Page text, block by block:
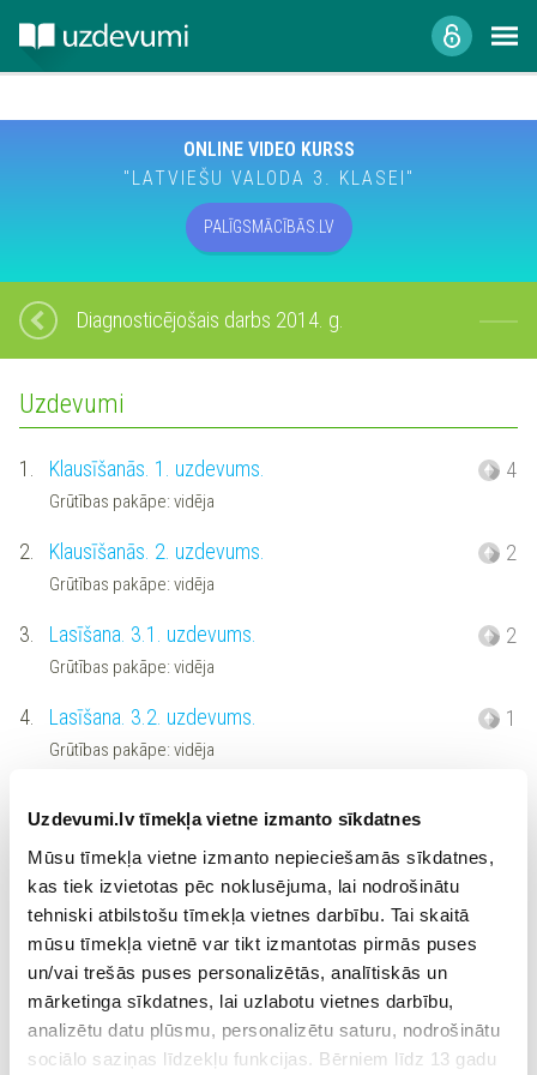
Uzdevumi.lv tīmekļa vietne izmanto sīkdatnes
Mūsu tīmekļa vietne izmanto nepieciešamās sīkdatnes,
kas tiek izvietotas pēc noklusējuma, lai nodrošinātu
tehniski atbilstošu tīmekļa vietnes darbību. Tai skaitā
mūsu tīmekļa vietnē var tikt izmantotas pirmās puses
un/vai trešās puses personalizētās, analītiskās un
mārketinga sīkdatnes, lai uzlabotu vietnes darbību,
analizētu datu plūsmu, personalizētu saturu, nodrošinātu
sociālo saziņas līdzekļu funkcijas. Bērniem līdz 13 gadu
ONLINE VIDEO KURSS
"LATVIEŠU VALODA 3. KLASEI"
PALĪGSMĀCĪBĀS.LV
Diagnosticējošais darbs 2014. g.
Uzdevumi
1. Klausīšanās. 1. uzdevums.
Grūtības pakāpe: vidēja
4
2. Klausīšanās. 2. uzdevums.
Grūtības pakāpe: vidēja
2
3. Lasīšana. 3.1. uzdevums.
Grūtības pakāpe: vidēja
2
4. Lasīšana. 3.2. uzdevums.
Grūtības pakāpe: vidēja
1
Grūtības pakāpe: vidēja
6. Lasīšana. 4.2. uzdevums
Grūtības pakāpe: vidēja
7. Rakstīšana. 5. uzdevums.
Grūtības pakāpe: vidēja